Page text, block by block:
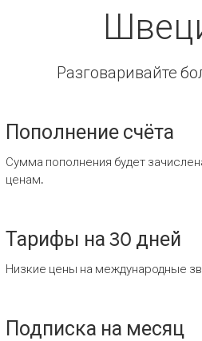
Разговаривайте
Пополнение счёта
Сумма пополнения будет
ценам.
Тарифы на 30 дней
Низкие цены на международные
Подписка на месяц